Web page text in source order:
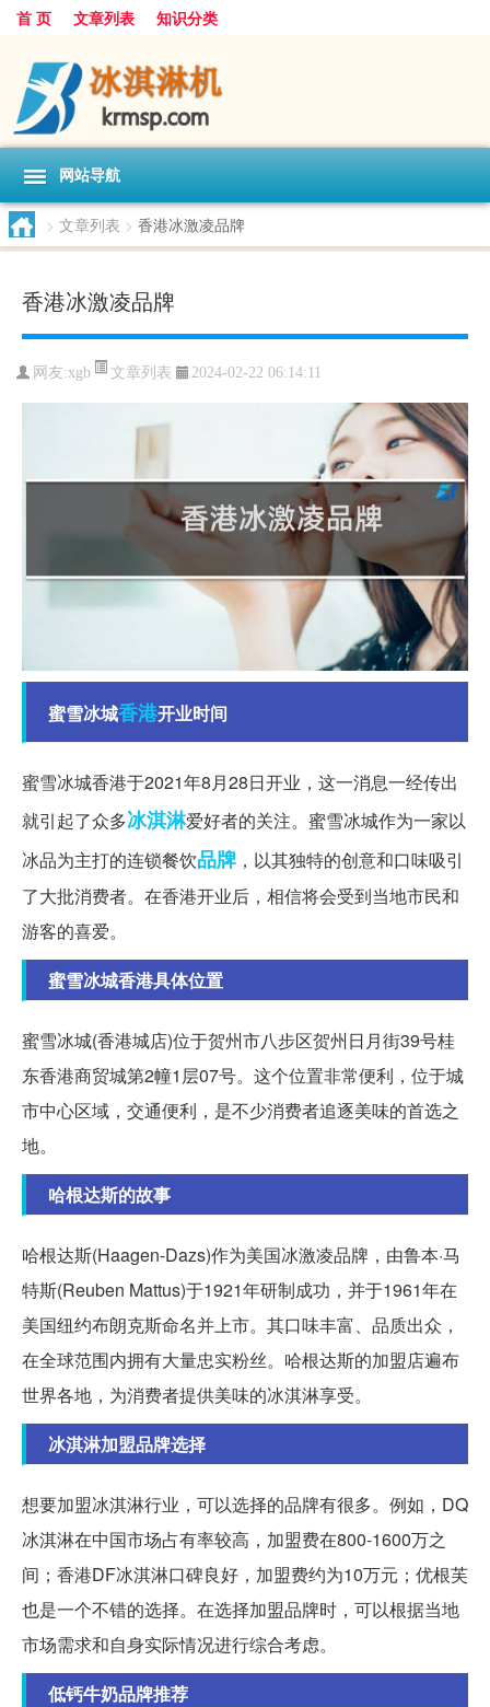
首 页 文章列表 知识分类
网站导航
> 文章列表 > 香港冰激凌品牌
香港冰激凌品牌
网友:xgb 文章列表 2024-02-22 06:14:11
蜜雪冰城香港开业时间
蜜雪冰城香港于2021年8月28日开业，这一消息一经传出
就引起了众多冰淇淋爱好者的关注。蜜雪冰城作为一家以
冰品为主打的连锁餐饮品牌 ，以其独特的创意和口味吸引
了大批消费者。在香港开业后，相信将会受到当地市民和
游客的喜爱。
蜜雪冰城香港具体位置
蜜雪冰城(香港城店)位于贺州市八步区贺州日月街39号桂
东香港商贸城第2幢1层07号。这个位置非常便利，位于城
市中心区域，交通便利，是不少消费者追逐美味的首选之
地。
哈根达斯的故事
哈根达斯(Haagen-Dazs)作为美国冰激凌品牌，由鲁本·马
特斯(Reuben Mattus)于1921年研制成功，并于1961年在
美国纽约布朗克斯命名并上市。其口味丰富、品质出众，
在全球范围内拥有大量忠实粉丝。哈根达斯的加盟店遍布
世界各地，为消费者提供美味的冰淇淋享受。
冰淇淋加盟品牌选择
想要加盟冰淇淋行业，可以选择的品牌有很多。例如，DQ
冰淇淋在中国市场占有率较高，加盟费在800-1600万之
间；香港DF冰淇淋口碑良好，加盟费约为10万元；优根芙
也是一个不错的选择。在选择加盟品牌时，可以根据当地
市场需求和自身实际情况进行综合考虑。
低钙牛奶品牌推荐